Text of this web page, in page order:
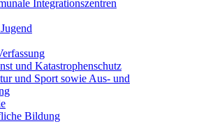
Integrationszentren
und Katastrophenschutz
und Sport sowie Aus- und
Bildung